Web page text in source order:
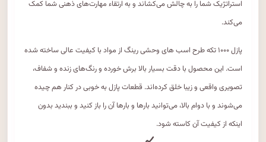
استراتژیک شما را به چالش می‌کشاند و به ارتقاء مهارت‌های ذهنی شما کمک
می‌کند.
پازل ۱۰۰۰ تکه طرح اسب های وحشی رینگ از مواد با کیفیت عالی ساخته شده
است. این محصول با دقت بسیار بالا برش خورده و رنگ‌های زنده و شفاف،
تصویری واقعی و زیبا خلق کرده‌اند. قطعات پازل به خوبی در کنار هم چیده
می‌شوند و با دوام بالا، می‌توانید بارها و بارها آن را باز کنید و ببندید بدون
اینکه از کیفیت آن کاسته شود.